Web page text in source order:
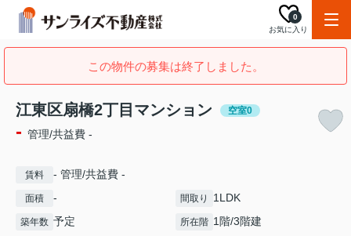
お気に入り
0
この物件の募集は終了しました。
江東区扇橋2丁目マンション 空室0
- 管理/共益費 -
賃料 - 管理/共益費 -
面積 - 間取り 1LDK
築年数 予定 所在階 1階/3階建